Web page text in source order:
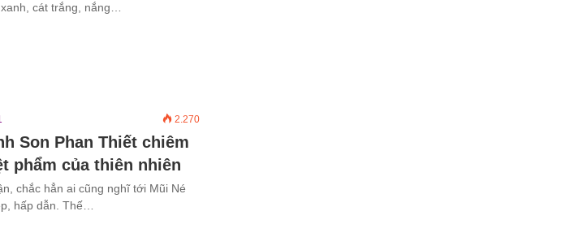
cát trắng, nắng…
2.270
Son Phan Thiết chiêm
phẩm của thiên nhiên
chắc hẳn ai cũng nghĩ tới Mũi Né
hấp dẫn. Thế…